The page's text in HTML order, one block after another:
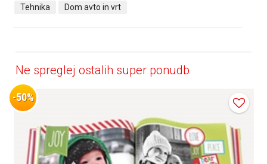
Tehnika
Dom avto in vrt
Ne spreglej ostalih super ponudb
-50%